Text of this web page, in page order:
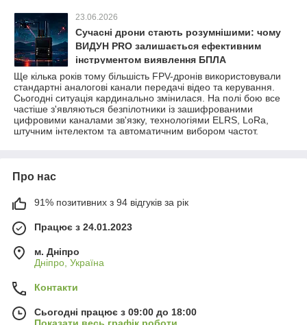
23.06.2026
Сучасні дрони стають розумнішими: чому
ВИДУН PRO залишається ефективним
інструментом виявлення БПЛА
Ще кілька років тому більшість FPV-дронів використовували
стандартні аналогові канали передачі відео та керування.
Сьогодні ситуація кардинально змінилася. На полі бою все
частіше з'являються безпілотники із зашифрованими
цифровими каналами зв'язку, технологіями ELRS, LoRa,
штучним інтелектом та автоматичним вибором частот.
Про нас
91% позитивних з 94 відгуків за рік
Працює з 24.01.2023
м. Дніпро
Дніпро, Україна
Контакти
Сьогодні працює з 09:00 до 18:00